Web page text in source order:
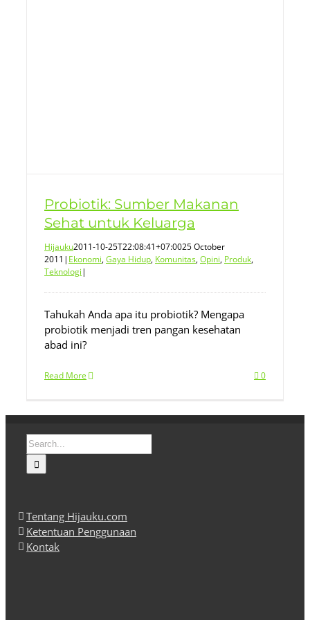
Probiotik: Sumber Makanan
Sehat untuk Keluarga
Hijauku2011-10-25T22:08:41+07:0025 October
2011 | Ekonomi,Gaya Hidup, Komunitas,Opini, Produk,
Teknologi|
Tahukah Anda apa itu probiotik? Mengapa
probiotik menjadi tren pangan kesehatan
abad ini?
Read More 0
Search
for:
Tentang Hijauku.com
Ketentuan Penggunaan
Kontak